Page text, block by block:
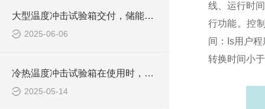
大型温度冲击试验箱交付，储能电芯企业全程见证‘安装调试服务’实力”
2025-06-06
冷热温度冲击试验箱在使用时，有一些关键要点需要注意
2025-05-14
线、运行时
行功能。控
间：Is用户
转换时间小